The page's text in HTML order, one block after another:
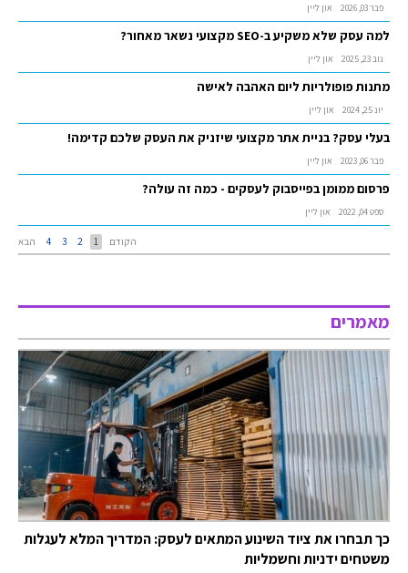
פבר 03, 2026 און ליין
למה עסק שלא משקיע ב-SEO מקצועי נשאר מאחור?
נוב 23, 2025 און ליין
מתנות פופולריות ליום האהבה לאישה
יונ 25, 2024 און ליין
בעלי עסק? בניית אתר מקצועי שיזניק את העסק שלכם קדימה!
פבר 06, 2023 און ליין
פרסום ממומן בפייסבוק לעסקים - כמה זה עולה?
ספט 04, 2022 און ליין
הקודם 1
2
3
4 הבא
מאמרים
כך תבחרו את ציוד השינוע המתאים לעסק: המדריך המלא לעגלות
משטחים ידניות וחשמליות